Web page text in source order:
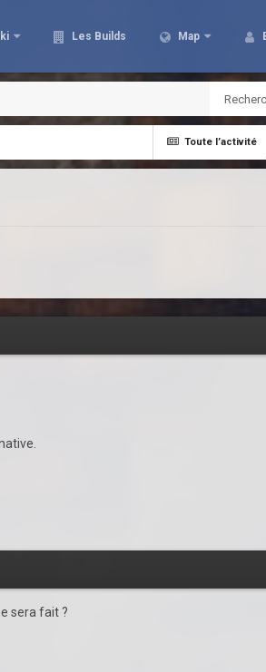
Les Builds Map
Toute l’activité
sera fait ?